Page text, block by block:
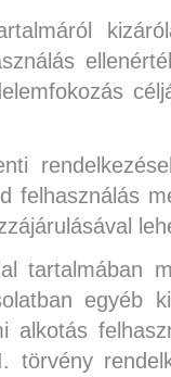
felhasználás
tartalmában
egyéb
alkotás
törvény